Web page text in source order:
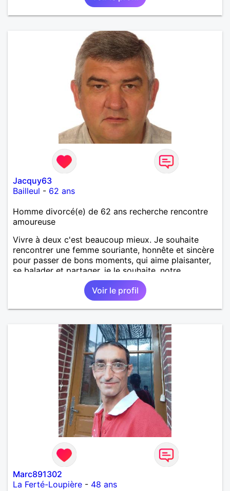
sentiments plus puissants. « Le temps fera son
œuvre » disait Arthur Schopenhauer, philosophe
autant être trop locace. Je suis bourré de qualités
avec très peu de défauts. Je suis altruiste,
bienveillant, empathique, attentionné, honnête,
respectueux, doux de caractère et compréhensif : je
laisse « glisser » beaucoup de choses. Mais ne vous
m’éprenez pas Mesdames, si une personne que
j’aime me trahit une fois, il n’y aura pas de seconde
chance et je l’effacerai à « vitam eternam ».
Néanmoins, je suis un tout petit peu maniaque ainsi
qu’impatient. J’essaye de faire des efforts. Rien de
bien dramatique ! Du moins je le pense……Je suis un
homme facile à vivre. À vous si vous le souhaitez,
d’apprendre à me connaître davantage. J’en serai
ravi….A très bientôt je l’espère.
Jacquy63
Bailleul - 62 ans
Homme divorcé(e) de 62 ans recherche rencontre
amoureuse
Vivre à deux c'est beaucoup mieux. Je souhaite
rencontrer une femme souriante, honnête et sincère
pour passer de bons moments, qui aime plaisanter,
se balader et partager, je le souhaite, notre
complicité. J'aime beaucoup les chantiers de
randonnée pour se défouler, se relaxer, se détendre
et finalement prendre du bon temps. C'est difficile
de tout dire en quelques lignes. En revanche, vous
d'informations. A bientôt
Voir le profil
Marc891302
La Ferté-Loupière - 48 ans